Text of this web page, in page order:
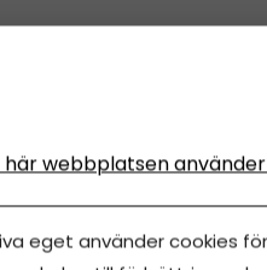
här webbplatsen
eget använder cookies